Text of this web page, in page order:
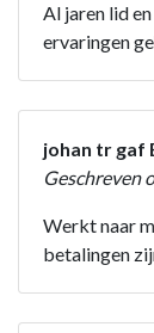
Al jaren lid
ervaringen
johan tr gaf
Geschreven
Werkt naar
betalingen